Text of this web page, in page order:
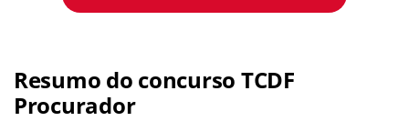
Resumo do concurso TCDF
Procurador